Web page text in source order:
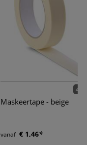
4
Maskeertape - beige
vanaf € 1,46